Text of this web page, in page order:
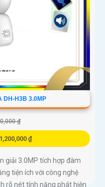
DH-H3B 3.0MP
₫
₫
giải 3.0MP tích hợp đàm
tiện ích với công nghệ
rõ nét tính năng phát hiện